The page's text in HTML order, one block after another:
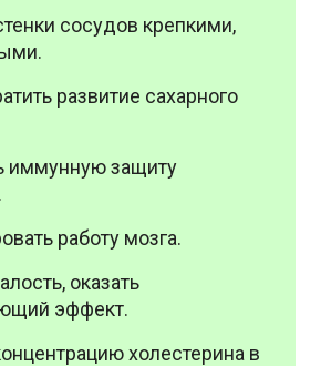
сосудов крепкими,
развитие сахарного
иммунную защиту
работу мозга.
оказать
эффект.
холестерина в